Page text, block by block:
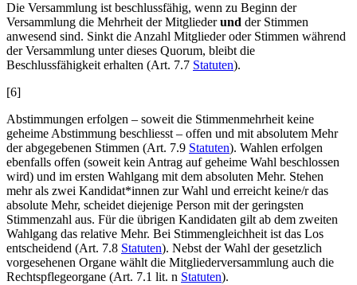
Die Versammlung ist beschlussfähig, wenn zu Beginn der
Versammlung die Mehrheit der Mitgliederund der Stimmen
anwesend sind. Sinkt die Anzahl Mitglieder oder Stimmen während
der Versammlung unter dieses Quorum, bleibt die
Beschlussfähigkeit erhalten (Art. 7.7 Statuten).
[6]
Abstimmungen erfolgen – soweit die Stimmenmehrheit keine
geheime Abstimmung beschliesst – offen und mit absolutem Mehr
der abgegebenen Stimmen (Art. 7.9 Statuten). Wahlen erfolgen
ebenfalls offen (soweit kein Antrag auf geheime Wahl beschlossen
wird) und im ersten Wahlgang mit dem absoluten Mehr. Stehen
mehr als zwei Kandidat*innen zur Wahl und erreicht keine/r das
absolute Mehr, scheidet diejenige Person mit der geringsten
Stimmenzahl aus. Für die übrigen Kandidaten gilt ab dem zweiten
Wahlgang das relative Mehr. Bei Stimmengleichheit ist das Los
entscheidend (Art. 7.8 Statuten). Nebst der Wahl der gesetzlich
vorgesehenen Organe wählt die Mitgliederversammlung auch die
Rechtspflegeorgane (Art. 7.1 lit. n Statuten).